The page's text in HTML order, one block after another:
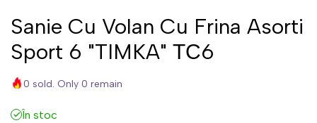
Sanie Cu Volan Cu Frina Asorti
Sport 6 "TIMKA" ТС6
0 sold. Only 0 remain
În stoc